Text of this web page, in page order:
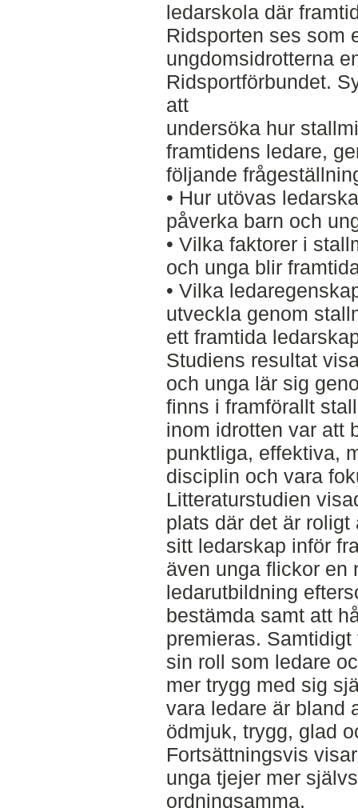
ledarskola där
Ridsporten ses som
ungdomsidrotterna
Ridsportförbundet.
att
undersöka hur
framtidens ledare,
följande
• Hur utövas
påverka barn och
• Vilka faktorer i
och unga blir
• Vilka
utveckla genom
ett framtida
Studiens resultat
och unga lär sig
finns i framförallt
inom idrotten var att
punktliga, effektiva,
disciplin och vara
Litteraturstudien
plats där det är roligt
sitt ledarskap inför
även unga flickor en
ledarutbildning
bestämda samt att
premieras.
sin roll som ledare
mer trygg med sig
vara ledare är bland
ödmjuk, trygg, glad
Fortsättningsvis
unga tjejer mer
ordningsamma.